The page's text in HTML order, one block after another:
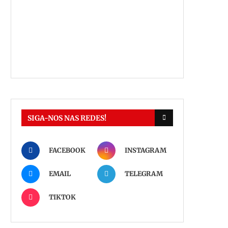
SIGA-NOS NAS REDES!
FACEBOOK INSTAGRAM
EMAIL TELEGRAM
TIKTOK